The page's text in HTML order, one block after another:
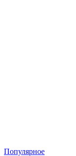
Популярное